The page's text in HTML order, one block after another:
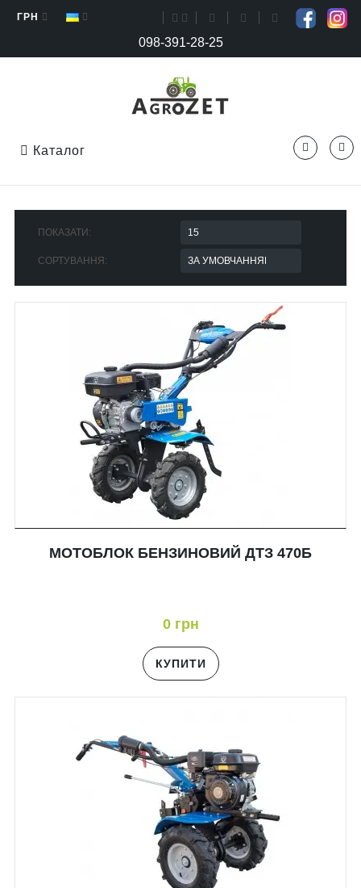
ГРН
098-391-28-25
Каталог
ПОКАЗАТИ:
СОРТУВАННЯ:
МОТОБЛОК БЕНЗИНОВИЙ ДТЗ 470Б
0 грн
КУПИТИ